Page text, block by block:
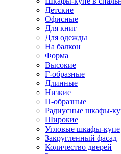
Детские
Офисные
Для книг
Для одежды
На балкон
Форма
Высокие
Г-образные
Длинные
Низкие
П-образные
Радиусные шкафы-
Широкие
Угловые шкафы-купе
Закругленный фасад
Количество дверей